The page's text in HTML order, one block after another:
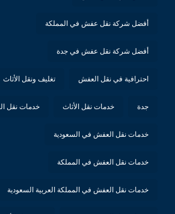
أفضل شركة نقل عفش في المملكة
أفضل شركة نقل عفش في جدة
احترافية في نقل العفش تغليف ونقل الأثاث
جدة خدمات نقل الأثاث خدمات نقل
خدمات نقل العفش في السعودية
خدمات نقل العفش في المملكة
خدمات نقل العفش في المملكة العربية السعودية